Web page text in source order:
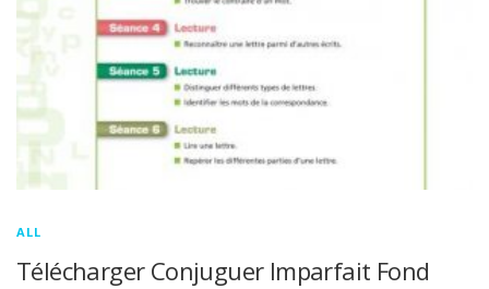
ALL
Télécharger Conjuguer Imparfait Fond